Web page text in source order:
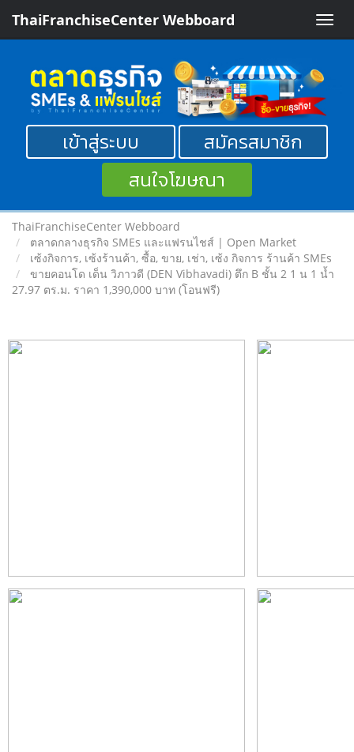
Toggle
ThaiFranchiseCenter Webboard
เข้าสู่ระบบ
สมัครสมาชิก
สนใจโฆษณา
ThaiFranchiseCenter Webboard
ตลาดกลางธุรกิจ SMEs และแฟรนไชส์ | Open Market
เซ้งกิจการ, เซ้งร้านค้า, ซื้อ, ขาย, เช่า, เซ้ง กิจการ ร้านค้า SMEs
ขายคอนโด เด็น วิภาวดี (DEN Vibhavadi) ตึก B ชั้น 2 1 น 1 น้ำ
27.97 ตร.ม. ราคา 1,390,000 บาท (โอนฟรี)